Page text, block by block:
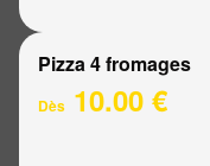
Pizza 4 fromages
Dès 10.00 €